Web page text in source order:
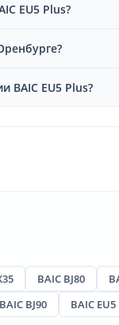
EU5 Plus?
EU5 Plus?
BAIC BJ80
BAIC BJ90 BAIC EU5